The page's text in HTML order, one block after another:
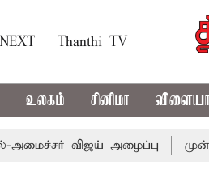
Thanthi TV
உலகம் சினிமா
விஜய் அழைப்பு முன்னாள்